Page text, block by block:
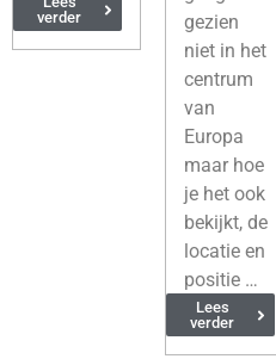
verder
gezien
niet in het
centrum
van
Europa
maar hoe
je het ook
bekijkt, de
locatie en
positie …
Lees
verder